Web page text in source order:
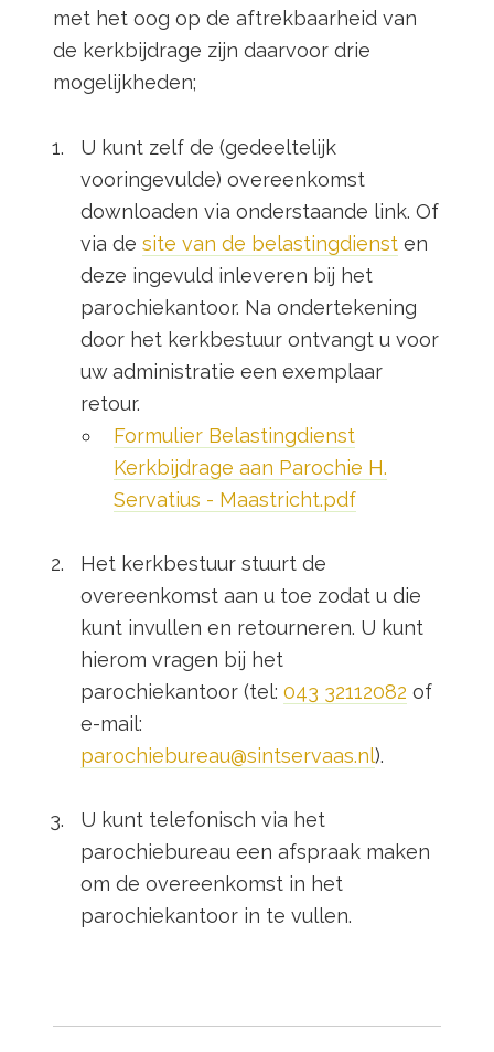
met het oog op de aftrekbaarheid van
de kerkbijdrage zijn daarvoor drie
mogelijkheden;
U kunt zelf de (gedeeltelijk
vooringevulde) overeenkomst
downloaden via onderstaande link. Of
via desite van de belastingdienst en
deze ingevuld inleveren bij het
parochiekantoor. Na ondertekening
door het kerkbestuur ontvangt u voor
uw administratie een exemplaar
retour.
Formulier Belastingdienst
Kerkbijdrage aan Parochie H.
Servatius - Maastricht.pdf
Het kerkbestuur stuurt de
overeenkomst aan u toe zodat u die
kunt invullen en retourneren. U kunt
hierom vragen bij het
parochiekantoor (tel:043 32112082 of
e-mail:
parochiebureau@sintservaas.nl).
U kunt telefonisch via het
parochiebureau een afspraak maken
om de overeenkomst in het
parochiekantoor in te vullen.